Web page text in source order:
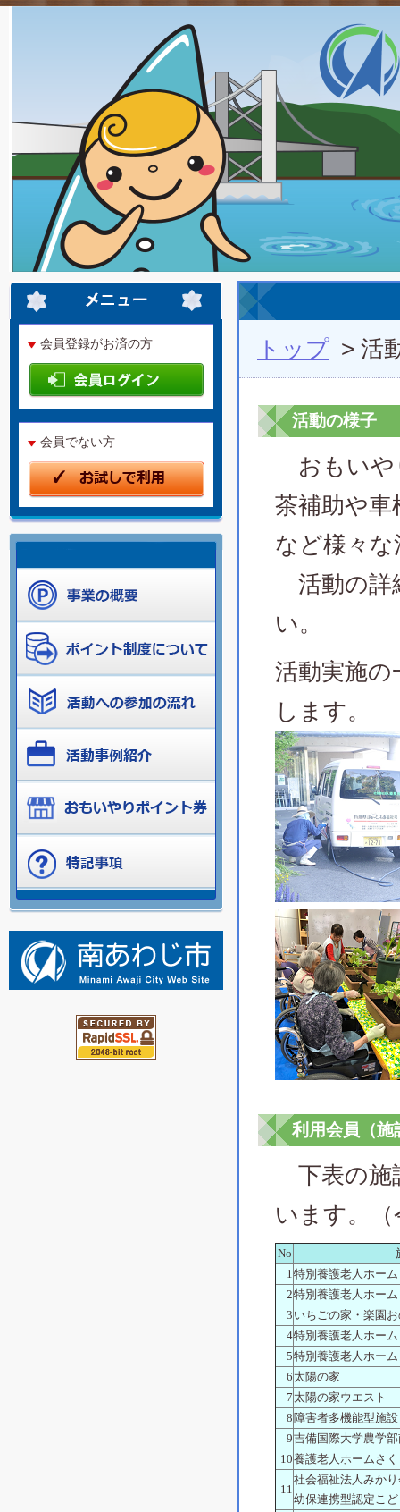
会員登録がお済の方
会員でない方
トップ > 活
活動の様子
おもいや
茶補助や車
など様々
活動の詳
い。
活動実施
します。
利用会員（施
下表の施
います。
No
1特別養護老人ホー
2特別養護老人ホー
3 いちごの家・楽園
4特別養護老人ホー
5特別養護老人ホー
6太陽の家
7太陽の家ウエスト
8 障害者多機能型施
9吉備国際大学農学
10養護老人ホームさ
11
社会福祉法人みか
幼保連携型認定こ